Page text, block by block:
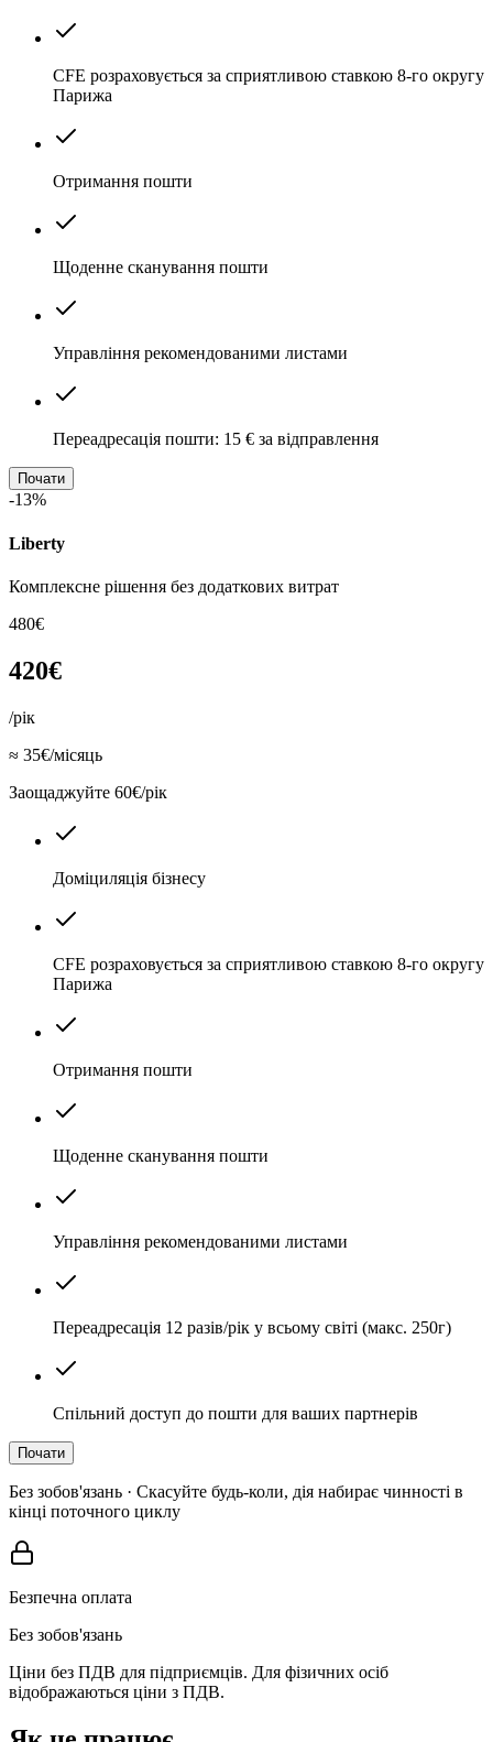
CFE розраховується за сприятливою ставкою 8-го округу
Парижа
Отримання пошти
Щоденне сканування пошти
Управління рекомендованими листами
Переадресація пошти: 15 € за відправлення
Почати
-13%
Liberty
Комплексне рішення без додаткових витрат
480€
420€
/рік
≈ 35€/місяць
Заощаджуйте 60€/рік
Доміциляція бізнесу
CFE розраховується за сприятливою ставкою 8-го округу
Парижа
Отримання пошти
Щоденне сканування пошти
Управління рекомендованими листами
Переадресація 12 разів/рік у всьому світі (макс. 250г)
Спільний доступ до пошти для ваших партнерів
Почати
Без зобов'язань · Скасуйте будь-коли, дія набирає чинності в
кінці поточного циклу
Безпечна оплата
Без зобов'язань
Ціни без ПДВ для підприємців. Для фізичних осіб
відображаються ціни з ПДВ.